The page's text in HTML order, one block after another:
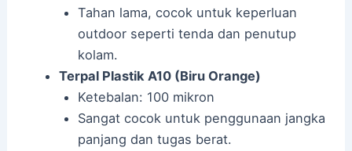
Tahan lama, cocok untuk keperluan
outdoor seperti tenda dan penutup
kolam.
Terpal Plastik A10 (Biru Orange)
Ketebalan: 100 mikron
Sangat cocok untuk penggunaan jangka
panjang dan tugas berat.